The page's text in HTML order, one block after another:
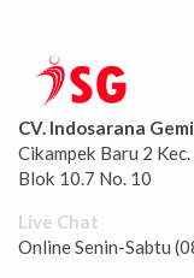
CV. Indosarana
Cikampek Baru 2
Blok 10.7 No. 10
Live Chat
Online Senin-Sabtu